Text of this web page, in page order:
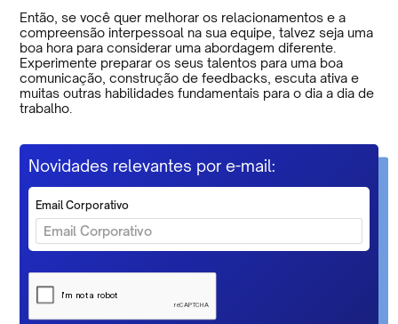
Então, se você quer melhorar os relacionamentos e a
compreensão interpessoal na sua equipe, talvez seja uma
boa hora para considerar uma abordagem diferente.
Experimente preparar os seus talentos para uma boa
comunicação, construção de feedbacks, escuta ativa e
muitas outras habilidades fundamentais para o dia a dia de
trabalho.
Novidades relevantes por e-mail:
Email Corporativo